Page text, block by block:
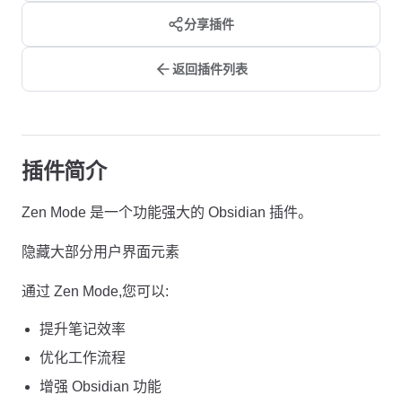
分享插件
返回插件列表
插件简介
Zen Mode 是一个功能强大的 Obsidian 插件。
隐藏大部分用户界面元素
通过 Zen Mode,您可以:
提升笔记效率
优化工作流程
增强 Obsidian 功能